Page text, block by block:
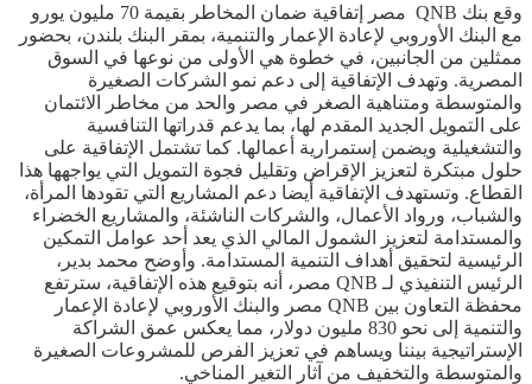
وقع بنك QNB مصر إتفاقية ضمان المخاطر بقيمة 70 مليون يورو
مع البنك الأوروبي لإعادة الإعمار والتنمية، بمقر البنك بلندن، بحضور
ممثلين من الجانبين، في خطوة هي الأولى من نوعها في السوق
المصرية. وتهدف الإتفاقية إلى دعم نمو الشركات الصغيرة
والمتوسطة ومتناهية الصغر في مصر والحد من مخاطر الائتمان
على التمويل الجديد المقدم لها، بما يدعم قدراتها التنافسية
والتشغيلية ويضمن إستمرارية أعمالها. كما تشتمل الإتفاقية على
حلول مبتكرة لتعزيز الإقراض وتقليل فجوة التمويل التي يواجهها هذا
القطاع. وتستهدف الإتفاقية أيضا دعم المشاريع التي تقودها المرأة،
والشباب، ورواد الأعمال، والشركات الناشئة، والمشاريع الخضراء
والمستدامة لتعزيز الشمول المالي الذي يعد أحد عوامل التمكين
الرئيسية لتحقيق أهداف التنمية المستدامة. وأوضح محمد بدير،
الرئيس التنفيذي لـ QNB مصر، أنه بتوقيع هذه الإتفاقية، سترتفع
محفظة التعاون بين QNB مصر والبنك الأوروبي لإعادة الإعمار
والتنمية إلى نحو 830 مليون دولار، مما يعكس عمق الشراكة
الإستراتيجية بيننا ويساهم في تعزيز الفرص للمشروعات الصغيرة
والمتوسطة والتخفيف من آثار التغير المناخي.